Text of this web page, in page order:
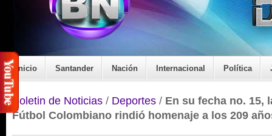
Inicio Santander Nación Internacional Política
Boletin de Noticias / Deportes / En su fecha no. 15,
Fútbol Colombiano rindió homenaje a los 209